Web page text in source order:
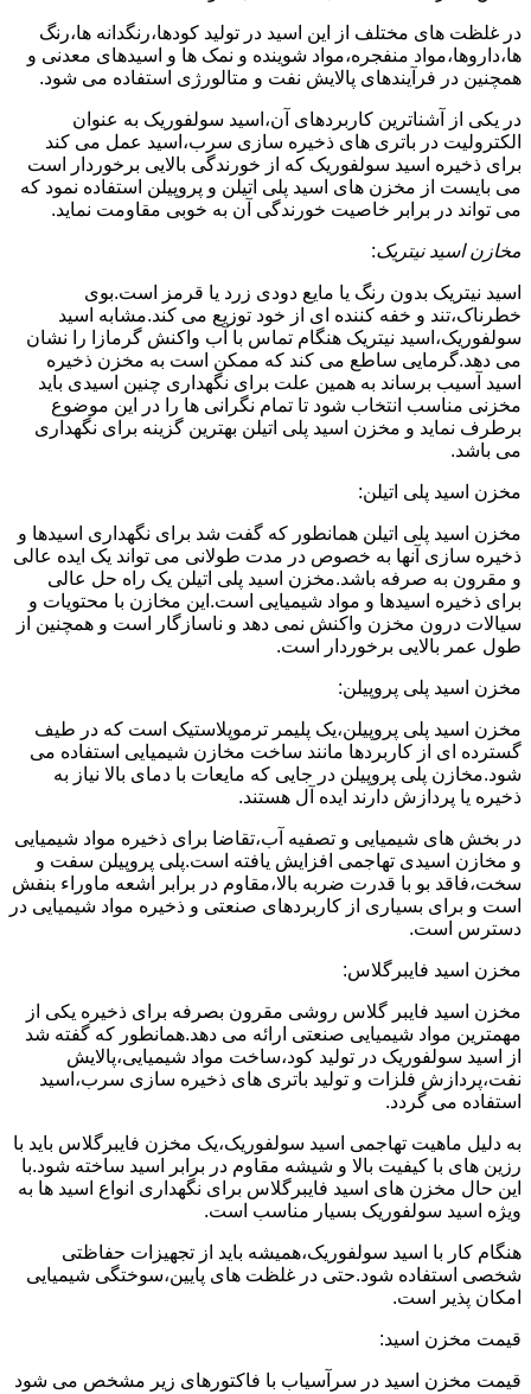
در غلظت های مختلف از این اسید در تولید کودها،رنگدانه ها،رنگ
ها،داروها،مواد منفجره،مواد شوینده و نمک ها و اسیدهای معدنی و
همچنین در فرآیندهای پالایش نفت و متالورژی استفاده می شود.
در یکی از آشناترین کاربردهای آن،اسید سولفوریک به عنوان
الکترولیت در باتری های ذخیره سازی سرب،اسید عمل می کند
برای ذخیره اسید سولفوریک که از خورندگی بالایی برخوردار است
می بایست از مخزن های اسید پلی اتیلن و پروپیلن استفاده نمود که
می تواند در برابر خاصیت خورندگی آن به خوبی مقاومت نماید.
مخازن اسید نیتریک:
اسید نیتریک بدون رنگ یا مایع دودی زرد یا قرمز است.بوی
خطرناک،تند و خفه کننده ای از خود توزیع می کند.مشابه اسید
سولفوریک،اسید نیتریک هنگام تماس با آب واکنش گرمازا را نشان
می دهد.گرمایی ساطع می کند که ممکن است به مخزن ذخیره
اسید آسیب برساند به همین علت برای نگهداری چنین اسیدی باید
مخزنی مناسب انتخاب شود تا تمام نگرانی ها را در این موضوع
برطرف نماید و مخزن اسید پلی اتیلن بهترین گزینه برای نگهداری
می باشد.
مخزن اسید پلی اتیلن:
مخزن اسید پلی اتیلن همانطور که گفت شد برای نگهداری اسیدها و
ذخیره سازی آنها به خصوص در مدت طولانی می تواند یک ایده عالی
و مقرون به صرفه باشد.مخزن اسید پلی اتیلن یک راه حل عالی
برای ذخیره اسیدها و مواد شیمیایی است.این مخازن با محتویات و
سیالات درون مخزن واکنش نمی دهد و ناسازگار است و همچنین از
طول عمر بالایی برخوردار است.
مخزن اسید پلی پروپیلن:
مخزن اسید پلی پروپیلن،یک پلیمر ترموپلاستیک است که در طیف
گسترده ای از کاربردها مانند ساخت مخازن شیمیایی استفاده می
شود.مخازن پلی پروپیلن در جایی که مایعات با دمای بالا نیاز به
ذخیره یا پردازش دارند ایده آل هستند.
در بخش های شیمیایی و تصفیه آب،تقاضا برای ذخیره مواد شیمیایی
و مخازن اسیدی تهاجمی افزایش یافته است.پلی پروپیلن سفت و
سخت،فاقد بو با قدرت ضربه بالا،مقاوم در برابر اشعه ماوراء بنفش
است و برای بسیاری از کاربردهای صنعتی و ذخیره مواد شیمیایی در
دسترس است.
مخزن اسید فایبرگلاس:
مخزن اسید فایبر گلاس روشی مقرون بصرفه برای ذخیره یکی از
مهمترین مواد شیمیایی صنعتی ارائه می دهد.همانطور که گفته شد
از اسید سولفوریک در تولید کود،ساخت مواد شیمیایی،پالایش
نفت،پردازش فلزات و تولید باتری های ذخیره سازی سرب،اسید
استفاده می گردد.
به دلیل ماهیت تهاجمی اسید سولفوریک،یک مخزن فایبرگلاس باید با
رزین های با کیفیت بالا و شیشه مقاوم در برابر اسید ساخته شود.با
این حال مخزن های اسید فایبرگلاس برای نگهداری انواع اسید ها به
ویژه اسید سولفوریک بسیار مناسب است.
هنگام کار با اسید سولفوریک،همیشه باید از تجهیزات حفاظتی
شخصی استفاده شود.حتی در غلظت های پایین،سوختگی شیمیایی
امکان پذیر است.
قیمت مخزن اسید:
قیمت مخزن اسید در سرآسیاب با فاکتورهای زیر مشخص می شود